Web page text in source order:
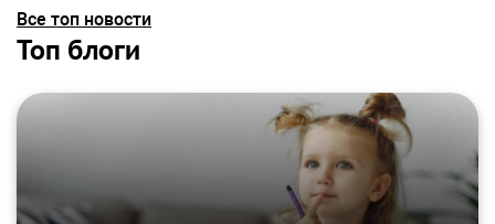
Все топ новости
Топ блоги